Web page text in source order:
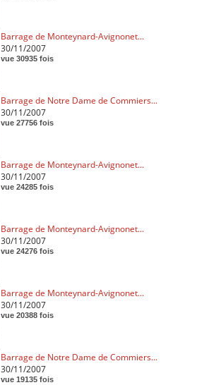
Barrage de Monteynard-Avignonet...
30/11/2007
vue 30935 fois
Barrage de Notre Dame de Commiers...
30/11/2007
vue 27756 fois
Barrage de Monteynard-Avignonet...
30/11/2007
vue 24285 fois
Barrage de Monteynard-Avignonet...
30/11/2007
vue 24276 fois
Barrage de Monteynard-Avignonet...
30/11/2007
vue 20388 fois
Barrage de Notre Dame de Commiers...
30/11/2007
vue 19135 fois